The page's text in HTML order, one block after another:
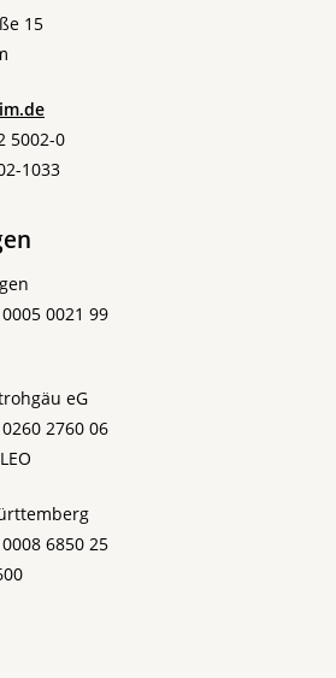
15
5002-0
1033
0021 99
eG
2760 06
6850 25